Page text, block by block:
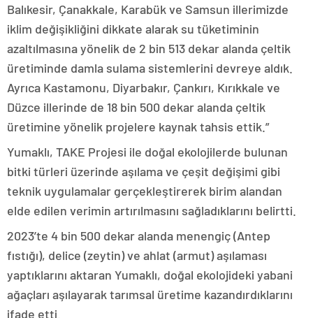
Balıkesir, Çanakkale, Karabük ve Samsun illerimizde
iklim değişikliğini dikkate alarak su tüketiminin
azaltılmasına yönelik de 2 bin 513 dekar alanda çeltik
üretiminde damla sulama sistemlerini devreye aldık.
Ayrıca Kastamonu, Diyarbakır, Çankırı, Kırıkkale ve
Düzce illerinde de 18 bin 500 dekar alanda çeltik
üretimine yönelik projelere kaynak tahsis ettik.”
Yumaklı, TAKE Projesi ile doğal ekolojilerde bulunan
bitki türleri üzerinde aşılama ve çeşit değişimi gibi
teknik uygulamalar gerçekleştirerek birim alandan
elde edilen verimin artırılmasını sağladıklarını belirtti.
2023’te 4 bin 500 dekar alanda menengiç (Antep
fıstığı), delice (zeytin) ve ahlat (armut) aşılaması
yaptıklarını aktaran Yumaklı, doğal ekolojideki yabani
ağaçları aşılayarak tarımsal üretime kazandırdıklarını
ifade etti.